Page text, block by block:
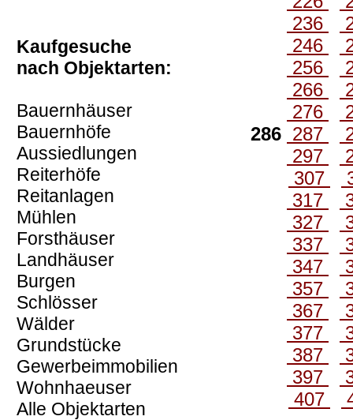
Kaufgesuche
nach Objektarten:
Bauernhäuser
Bauernhöfe
Aussiedlungen
Reiterhöfe
Reitanlagen
Mühlen
Forsthäuser
Landhäuser
Burgen
Schlösser
Wälder
Grundstücke
Gewerbeimmobilien
Wohnhaeuser
Alle Objektarten
236
246
256
266
276
286 287
297
307
317
327
337
347
357
367
377
387
397
407